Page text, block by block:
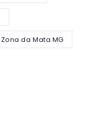
Zona da Mata MG